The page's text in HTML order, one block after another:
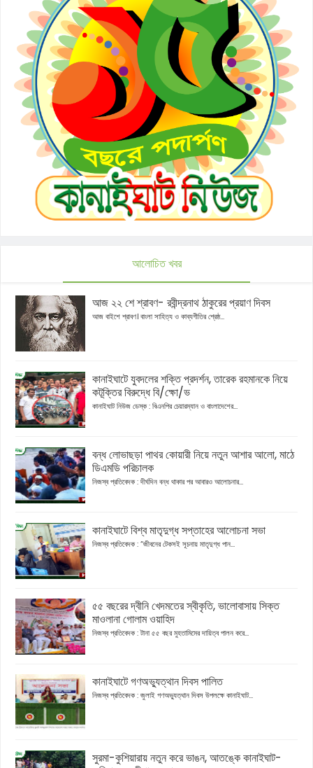
আলোচিত খবর
আজ ২২ শে শ্রাবণ- রবীন্দ্রনাথ ঠাকুরের প্রয়াণ দিবস
আজ বাইশে শ্রাবণ। বাংলা সাহিত্য ও কাব্যগীতির শ্রেষ্ঠ...
কানাইঘাটে যুবদলের শক্তি প্রদর্শন, তারেক রহমানকে নিয়ে
কটূক্তির বিরুদ্ধে বি/ক্ষো/ভ
কানাইঘাট নিউজ ডেস্ক : বিএনপির চেয়ারম্যান ও বাংলাদেশের...
বন্ধ লোভাছড়া পাথর কোয়ারী নিয়ে নতুন আশার আলো, মাঠে
ডিএমডি পরিচালক
নিজস্ব প্রতিবেদক : দীর্ঘদিন বন্ধ থাকার পর আবারও আলোচনার...
কানাইঘাটে বিশ্ব মাতৃদুগ্ধ সপ্তাহের আলোচনা সভা
নিজস্ব প্রতিবেদক : “জীবনের টেকসই সূচনায় মাতৃদুগ্ধ পান...
৫৫ বছরের দ্বীনি খেদমতের স্বীকৃতি, ভালোবাসায় সিক্ত
মাওলানা গোলাম ওয়াহিদ
নিজস্ব প্রতিবেদক : টানা ৫৫ বছর মুহতামিমের দায়িত্ব পালন করে...
কানাইঘাটে গণঅভ্যুত্থান দিবস পালিত
নিজস্ব প্রতিবেদক : জুলাই গণঅভ্যুত্থান দিবস উপলক্ষে কানাইঘাট...
সুরমা-কুশিয়ারায় নতুন করে ভাঙন, আতঙ্কে কানাইঘাট-